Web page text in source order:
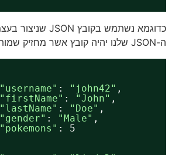
כדוגמא נשתמש בקובץ JSON שניצור בעצמנו.
ה-JSON שלנו יהיה קובץ אשר מחזיק שמות משתמשים:
"username" : "john42" ,
"firstName" : "John" ,
"lastName" : "Doe" ,
"gender" : "Male" ,
"pokemons" : 5